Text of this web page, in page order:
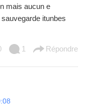
mais aucun e
itunbes
1 Répondre